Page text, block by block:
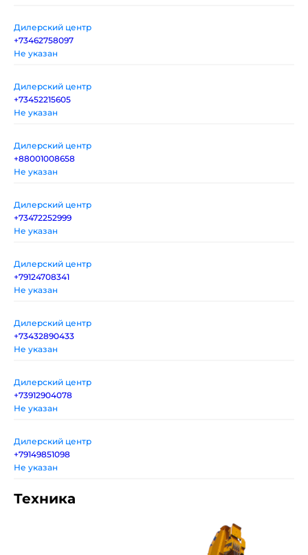
Дилерский центр
+73462758097
Не указан
Дилерский центр
+73452215605
Не указан
Дилерский центр
+88001008658
Не указан
Дилерский центр
+73472252999
Не указан
Дилерский центр
+79124708341
Не указан
Дилерский центр
+73432890433
Не указан
Дилерский центр
+73912904078
Не указан
Дилерский центр
+79149851098
Не указан
Техника